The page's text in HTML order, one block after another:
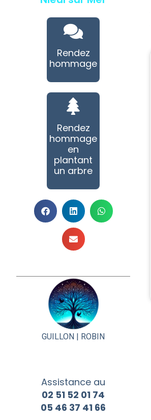
Rendez
hommage
Rendez
hommage
en
plantant
un arbre
GUILLON | ROBIN
Assistance au
02 51 52 01 74
05 46 37 41 66